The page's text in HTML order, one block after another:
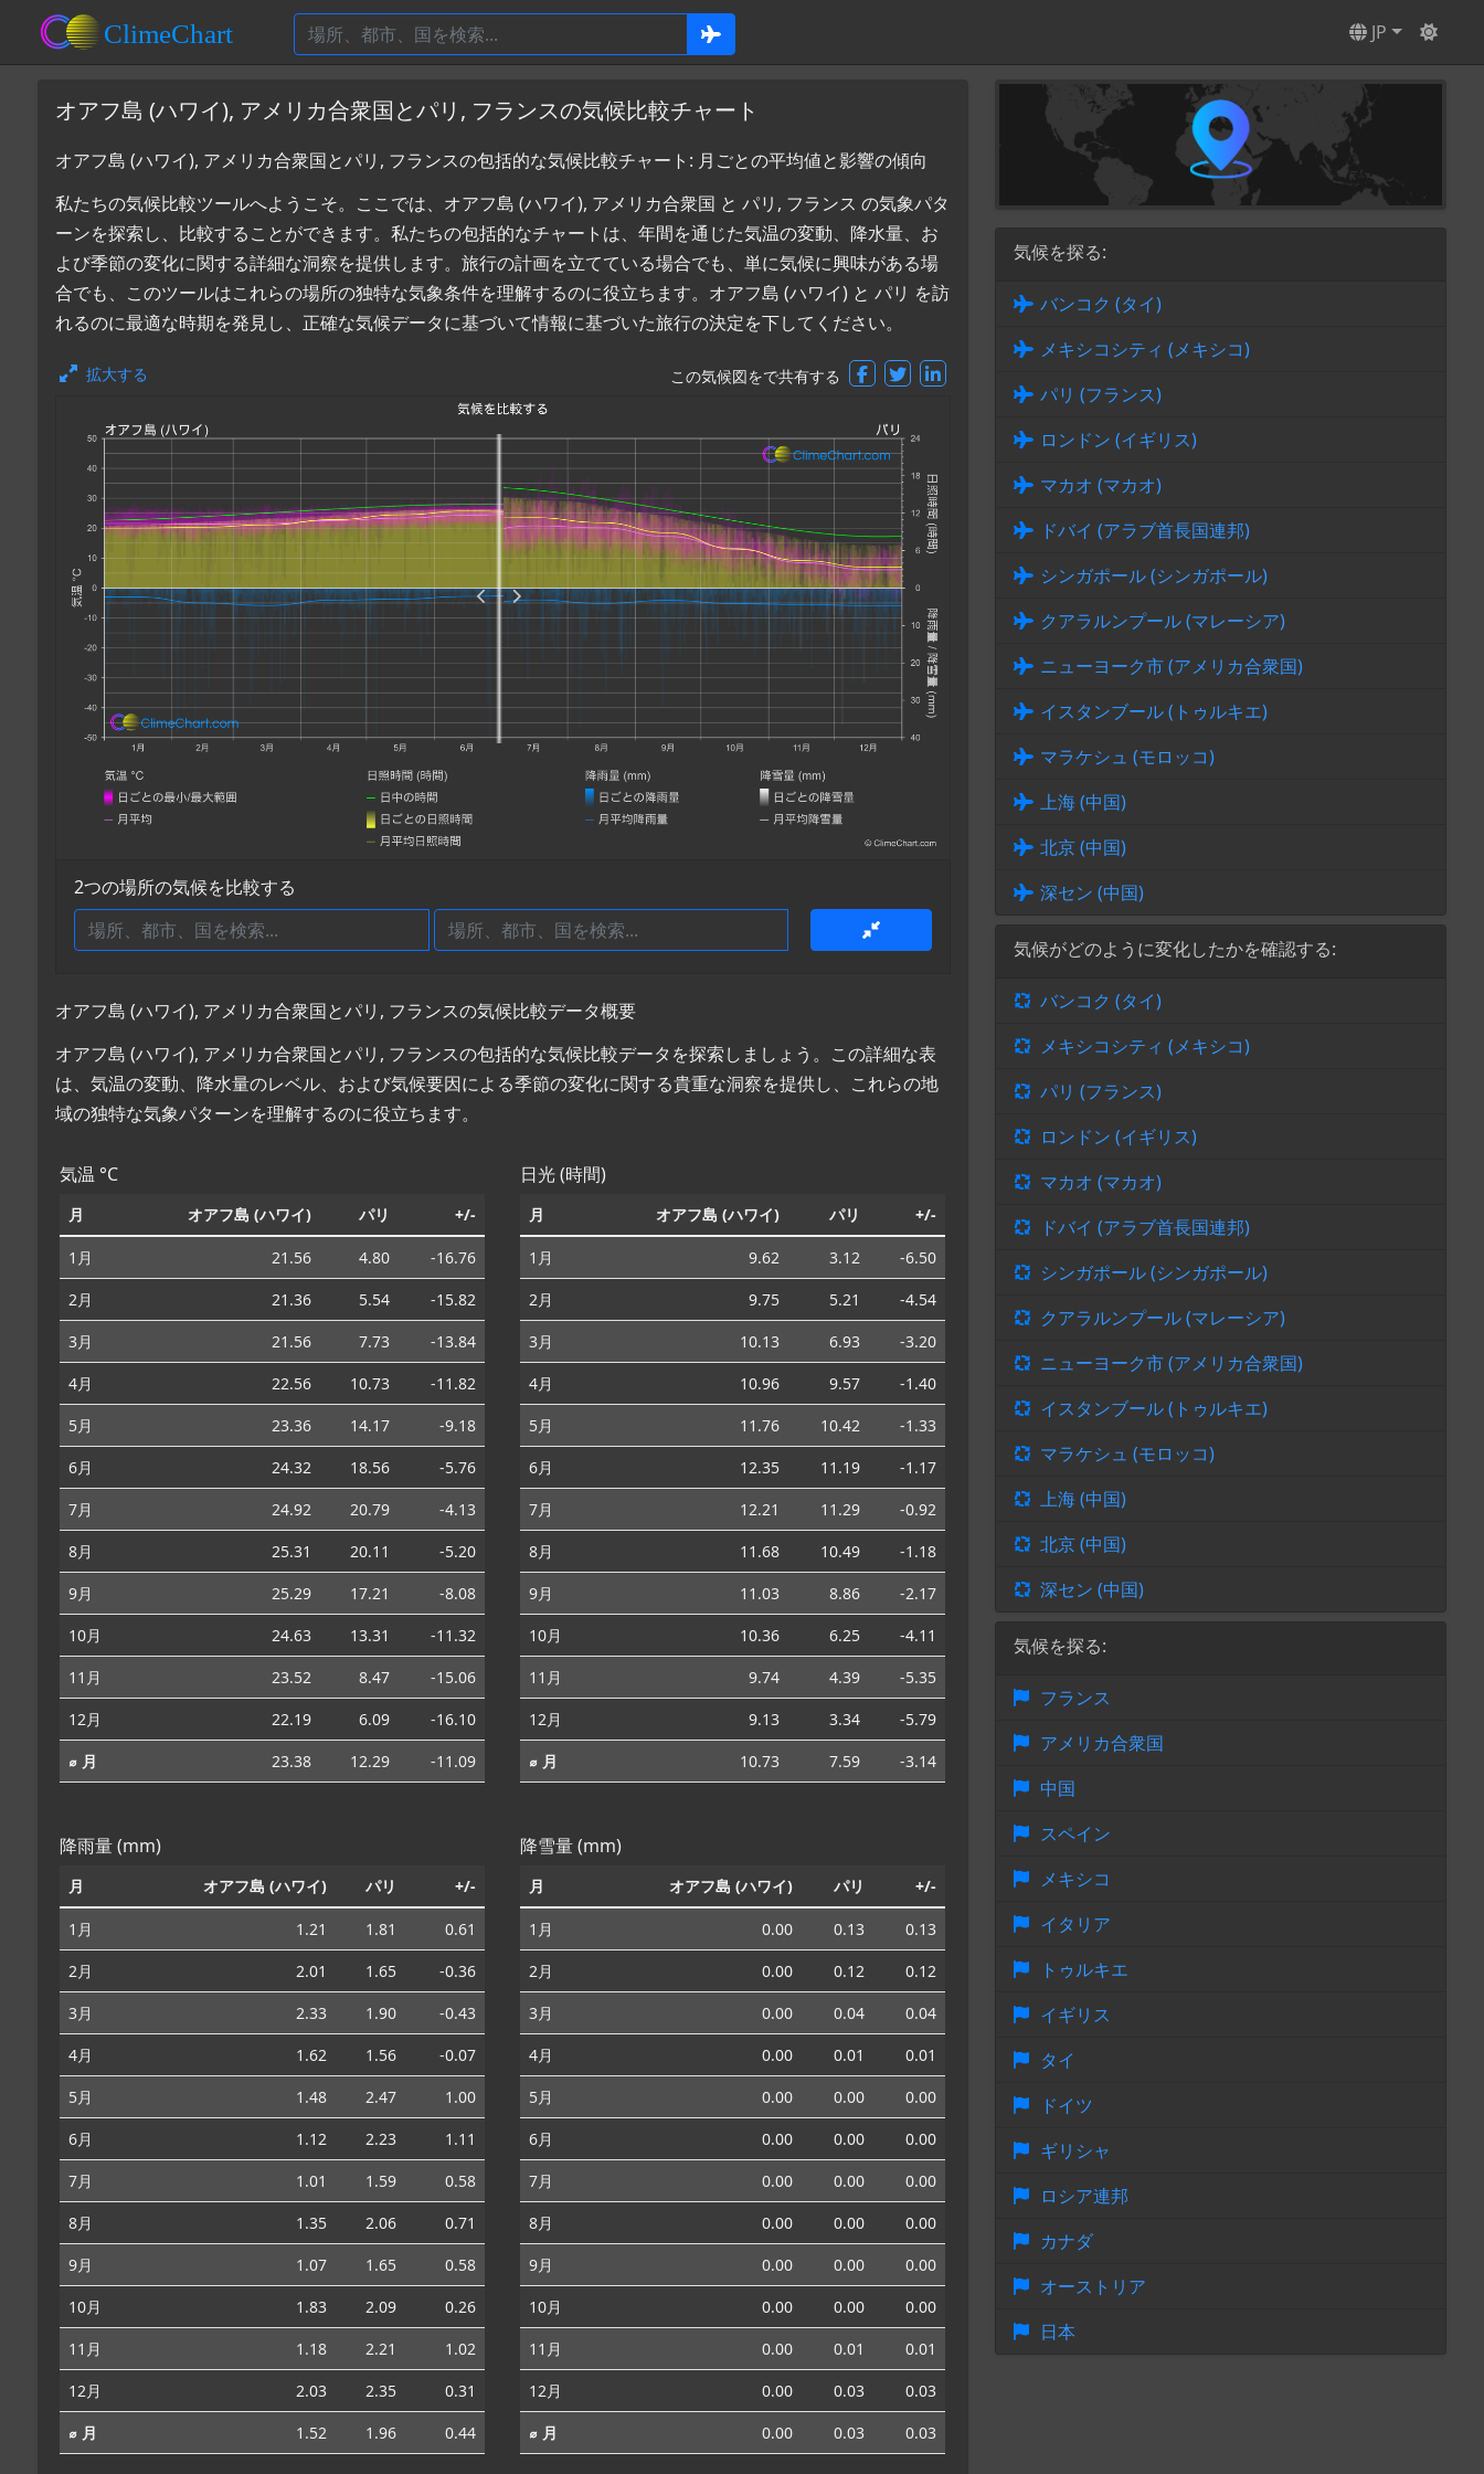
JP
オアフ島 (ハワイ), アメリカ合衆国とパリ, フランスの気候比較チャート
オアフ島 (ハワイ), アメリカ合衆国とパリ, フランスの包括的な気候比較チャート: 月ごとの平均値と影響の傾向
私たちの気候比較ツールへようこそ。ここでは、オアフ島 (ハワイ), アメリカ合衆国 と パリ, フランス の気象パタ
ーンを探索し、比較することができます。私たちの包括的なチャートは、年間を通じた気温の変動、降水量、お
よび季節の変化に関する詳細な洞察を提供します。旅行の計画を立てている場合でも、単に気候に興味がある場
合でも、このツールはこれらの場所の独特な気象条件を理解するのに役立ちます。オアフ島 (ハワイ) と パリ を訪
れるのに最適な時期を発見し、正確な気候データに基づいて情報に基づいた旅行の決定を下してください。
拡大する この気候図をで共有する
2つの場所の気候を比較する
オアフ島 (ハワイ), アメリカ合衆国とパリ, フランスの気候比較データ概要
オアフ島 (ハワイ), アメリカ合衆国とパリ, フランスの包括的な気候比較データを探索しましょう。この詳細な表
は、気温の変動、降水量のレベル、および気候要因による季節の変化に関する貴重な洞察を提供し、これらの地
域の独特な気象パターンを理解するのに役立ちます。
気温 °C
月 オアフ島 (ハワイ) パリ +/-
1月 21.56 4.80
-16.76
2月
21.36 5.54
-15.82
3月
21.56 7.73
-13.84
4月
22.56 10.73
-11.82
5月
23.36 14.17
-9.18
6月
24.32 18.56
-5.76
7月
24.92 20.79
-4.13
8月
25.31 20.11
-5.20
9月
25.29 17.21
-8.08
10月
24.63 13.31
-11.32
11月
23.52 8.47
-15.06
12月
22.19 6.09
-16.10
⌀ 月
23.38 12.29 -11.09
日光 (時間)
月 オアフ島 (ハワイ) パリ +/-
1月 9.62 3.12
-6.50
2月
9.75 5.21
-4.54
3月
10.13 6.93
-3.20
4月
10.96 9.57
-1.40
5月
11.76 10.42
-1.33
6月
12.35 11.19
-1.17
7月
12.21 11.29
-0.92
8月
11.68 10.49
-1.18
9月
11.03 8.86
-2.17
10月
10.36 6.25
-4.11
11月
9.74 4.39
-5.35
12月
9.13 3.34
-5.79
⌀ 月
10.73 7.59 -3.14
降雨量 (mm)
月 オアフ島 (ハワイ) パリ +/-
1月 1.21 1.81
0.61
2月
2.01 1.65
-0.36
3月
2.33 1.90
-0.43
4月
1.62 1.56
-0.07
5月
1.48 2.47
1.00
6月
1.12 2.23
1.11
7月
1.01 1.59
0.58
8月
1.35 2.06
0.71
9月
1.07 1.65
0.58
10月
1.83 2.09
0.26
11月
1.18 2.21
1.02
12月
2.03 2.35
0.31
⌀ 月
1.52 1.96 0.44
降雪量 (mm)
月 オアフ島 (ハワイ) パリ +/-
1月 0.00 0.13
0.13
2月
0.00 0.12
0.12
3月
0.00 0.04
0.04
4月
0.00 0.01
0.01
5月
0.00 0.00
0.00
6月
0.00 0.00
0.00
7月
0.00 0.00
0.00
8月
0.00 0.00
0.00
9月
0.00 0.00
0.00
10月
0.00 0.00
0.00
11月
0.00 0.01
0.01
12月
0.00 0.03
0.03
⌀ 月
0.00 0.03 0.03
気候を探る:
バンコク (タイ)
メキシコシティ (メキシコ)
パリ (フランス)
ロンドン (イギリス)
マカオ (マカオ)
ドバイ (アラブ首長国連邦)
シンガポール (シンガポール)
クアラルンプール (マレーシア)
ニューヨーク市 (アメリカ合衆国)
イスタンブール (トゥルキエ)
マラケシュ (モロッコ)
上海 (中国)
北京 (中国)
深セン (中国)
気候がどのように変化したかを確認する:
バンコク (タイ)
メキシコシティ (メキシコ)
パリ (フランス)
ロンドン (イギリス)
マカオ (マカオ)
ドバイ (アラブ首長国連邦)
シンガポール (シンガポール)
クアラルンプール (マレーシア)
ニューヨーク市 (アメリカ合衆国)
イスタンブール (トゥルキエ)
マラケシュ (モロッコ)
上海 (中国)
北京 (中国)
深セン (中国)
気候を探る:
フランス
アメリカ合衆国
中国
スペイン
メキシコ
イタリア
トゥルキエ
イギリス
タイ
ドイツ
ギリシャ
ロシア連邦
カナダ
オーストリア
日本